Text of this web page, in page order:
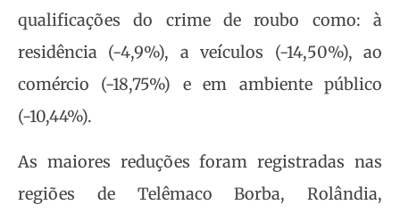
qualificações do crime de roubo como: à
residência (-4,9%), a veículos (-14,50%), ao
comércio (-18,75%) e em ambiente público
(-10,44%).
As maiores reduções foram registradas nas
regiões de Telêmaco Borba, Rolândia,